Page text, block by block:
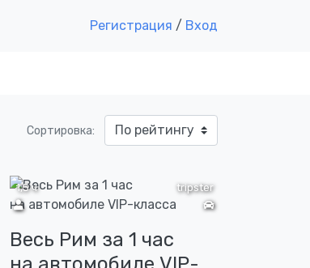
Регистрация / Вход
Сортировка:
tripster
1,5 ч
Весь Рим за 1 час